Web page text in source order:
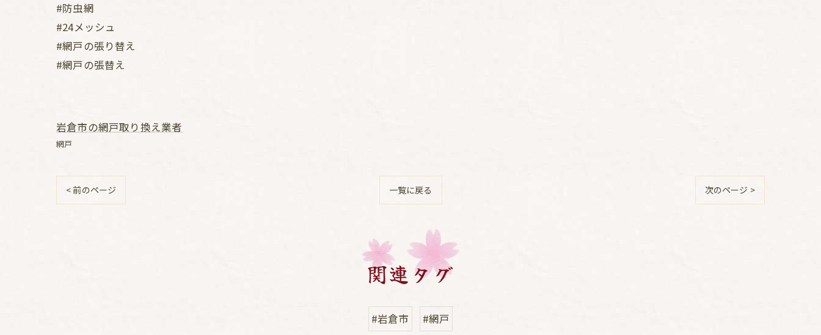
#防虫網
#24メッシュ
#網戸の張り替え
#網戸の張替え
岩倉市の網戸取り換え業者
網戸
< 前のページ 一覧に戻る 次のページ >
関連タグ
#岩倉市 #網戸